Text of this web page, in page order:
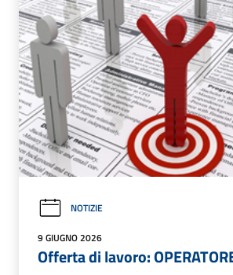
NOTIZIE
9 GIUGNO 2026
Offerta di lavoro: